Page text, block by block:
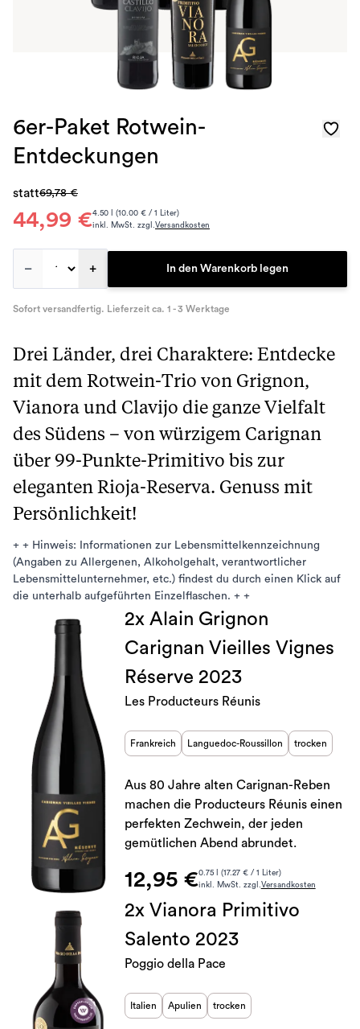
6er-Paket Rotwein-
Entdeckungen
44,99 €
statt69,78 €
4.50 l (10.00 € / 1 Liter)
inkl. MwSt. zzgl.Versandkosten
– + In den Warenkorb legen
Sofort versandfertig. Lieferzeit ca. 1 - 3 Werktage
Drei Länder, drei Charaktere: Entdecke
mit dem Rotwein-Trio von Grignon,
Vianora und Clavijo die ganze Vielfalt
des Südens – von würzigem Carignan
über 99-Punkte-Primitivo bis zur
eleganten Rioja-Reserva. Genuss mit
Persönlichkeit!
+ + Hinweis: Informationen zur Lebensmittelkennzeichnung
(Angaben zu Allergenen, Alkoholgehalt, verantwortlicher
Lebensmittelunternehmer, etc.) findest du durch einen Klick auf
die unterhalb aufgeführten Einzelflaschen. + +
2x Alain Grignon
Carignan Vieilles Vignes
Réserve 2023
Les Producteurs Réunis
Frankreich Languedoc-Roussillon trocken
Aus 80 Jahre alten Carignan-Reben
machen die Producteurs Réunis einen
perfekten Zechwein, der jeden
gemütlichen Abend abrundet.
12,95 €0.75 l (17.27 € / 1 Liter)
inkl. MwSt. zzgl.Versandkosten
2x Vianora Primitivo
Salento 2023
Poggio della Pace
Italien Apulien trocken